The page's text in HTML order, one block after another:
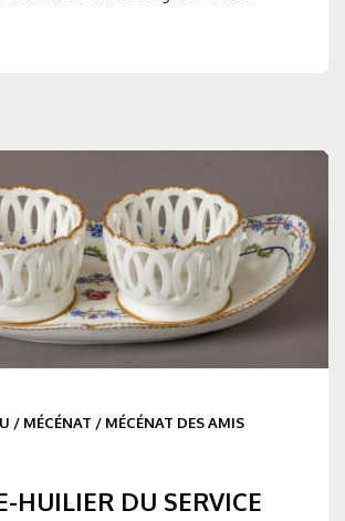
/ MÉCÉNAT / MÉCÉNAT DES AMIS
HUILIER DU SERVICE